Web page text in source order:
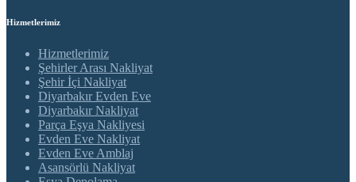
Hizmetlerimiz
Hizmetlerimiz
Şehirler Arası Nakliyat
Şehir İçi Nakliyat
Diyarbakır Evden Eve
Diyarbakır Nakliyat
Parça Eşya Nakliyesi
Evden Eve Nakliyat
Evden Eve Amblaj
Asansörlü Nakliyat